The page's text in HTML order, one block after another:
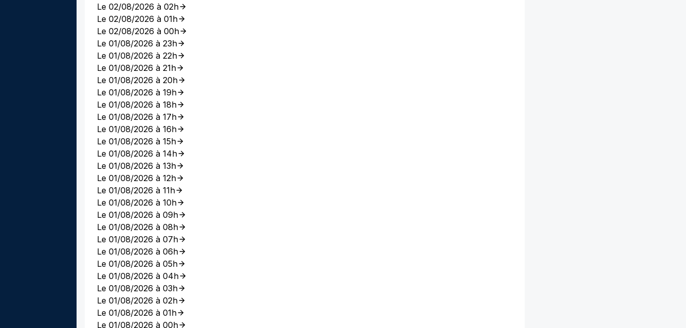
Le 02/08/2026 à 02h
Le 02/08/2026 à 01h
Le 02/08/2026 à 00h
Le 01/08/2026 à 23h
Le 01/08/2026 à 22h
Le 01/08/2026 à 21h
Le 01/08/2026 à 20h
Le 01/08/2026 à 19h
Le 01/08/2026 à 18h
Le 01/08/2026 à 17h
Le 01/08/2026 à 16h
Le 01/08/2026 à 15h
Le 01/08/2026 à 14h
Le 01/08/2026 à 13h
Le 01/08/2026 à 12h
Le 01/08/2026 à 11h
Le 01/08/2026 à 10h
Le 01/08/2026 à 09h
Le 01/08/2026 à 08h
Le 01/08/2026 à 07h
Le 01/08/2026 à 06h
Le 01/08/2026 à 05h
Le 01/08/2026 à 04h
Le 01/08/2026 à 03h
Le 01/08/2026 à 02h
Le 01/08/2026 à 01h
Le 01/08/2026 à 00h